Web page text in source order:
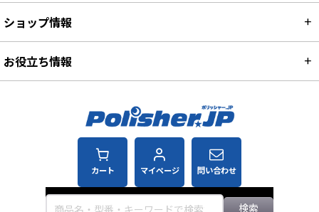
カート マイページ 問い合わせ
検索
ショップ情報
お役立ち情報